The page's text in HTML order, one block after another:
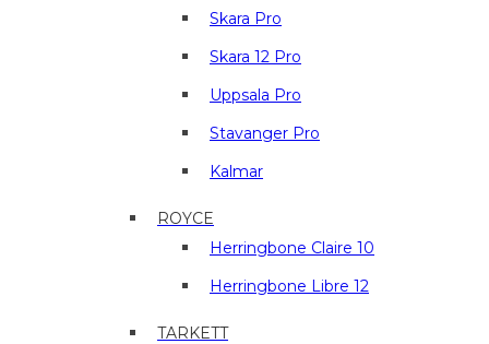
Skara Pro
Skara 12 Pro
Uppsala Pro
Stavanger Pro
Kalmar
ROYCE
Herringbone Claire 10
Herringbone Libre 12
TARKETT